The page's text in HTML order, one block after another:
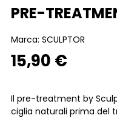
PRE-
Marca: SCULPTOR
15,90 €
Il pre-treatment by
ciglia naturali prima del